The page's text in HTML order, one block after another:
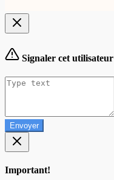
Signaler cet utilisateur
Envoyer
Important!